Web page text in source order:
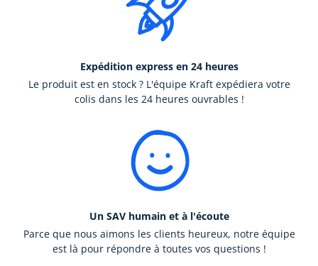
Expédition express en 24 heures
Le produit est en stock ? L'équipe Kraft expédiera votre
colis dans les 24 heures ouvrables !
Un SAV humain et à l'écoute
Parce que nous aimons les clients heureux, notre équipe
est là pour répondre à toutes vos questions !